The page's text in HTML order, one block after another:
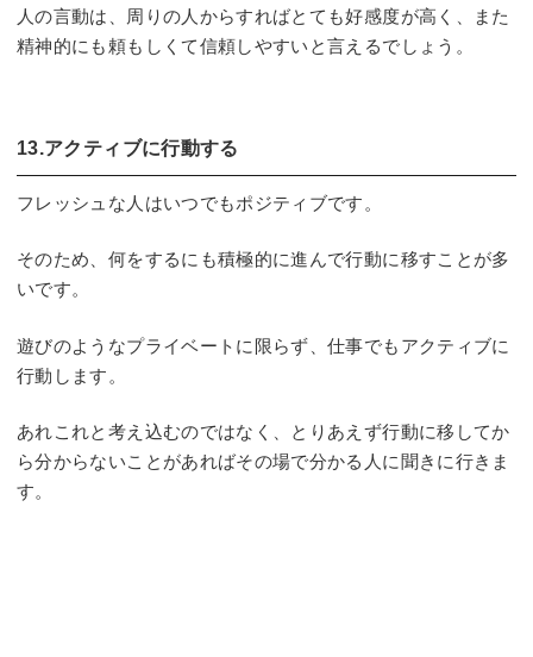
人の言動は、周りの人からすればとても好感度が高く、また
精神的にも頼もしくて信頼しやすいと言えるでしょう。
13.アクティブに行動する
フレッシュな人はいつでもポジティブです。
そのため、何をするにも積極的に進んで行動に移すことが多
いです。
遊びのようなプライベートに限らず、仕事でもアクティブに
行動します。
あれこれと考え込むのではなく、とりあえず行動に移してか
ら分からないことがあればその場で分かる人に聞きに行きま
す。